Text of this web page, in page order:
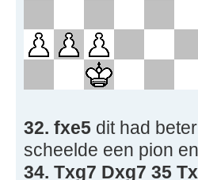
32. fxe5 dit had
scheelde een pion
34. Txg7 Dxg7 35